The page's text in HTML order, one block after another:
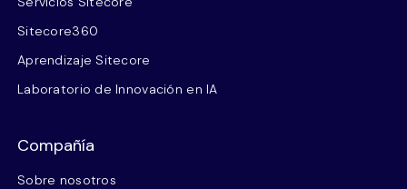
Sitecore360
Aprendizaje Sitecore
Laboratorio de Innovación en IA
Compañía
Sobre nosotros